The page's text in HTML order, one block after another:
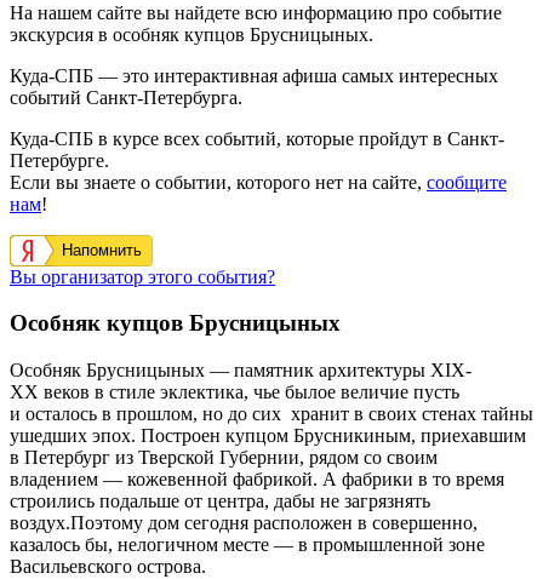
На нашем сайте вы найдете всю информацию про событие
экскурсия в особняк купцов Брусницыных.
Куда-СПБ — это интерактивная афиша самых интересных
событий Санкт-Петербурга.
Куда-СПБ в курсе всех событий, которые пройдут в Санкт-
Петербурге.
Если вы знаете о событии, которого нет на сайте, сообщите
нам!
Напомнить
Вы организатор этого события?
Особняк купцов Брусницыных
Особняк Брусницыных — памятник архитектуры XIX-
XX веков в стиле эклектика, чье былое величие пусть
и осталось в прошлом, но до сих хранит в своих стенах тайны
ушедших эпох. Построен купцом Брусникиным, приехавшим
в Петербург из Тверской Губернии, рядом со своим
владением — кожевенной фабрикой. А фабрики в то время
строились подальше от центра, дабы не загрязнять
воздух.Поэтому дом сегодня расположен в совершенно,
казалось бы, нелогичном месте — в промышленной зоне
Васильевского острова.